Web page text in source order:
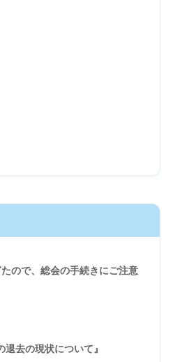
たので、総会の手続きにご注意
退去の現状について』